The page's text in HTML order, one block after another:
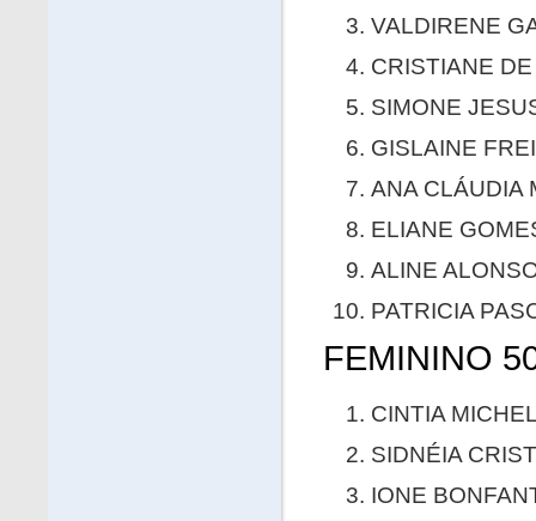
VALDIRENE
CRISTIANE
SIMONE
GISLAINE
ANA CLÁUDIA
ELIANE
ALINE
PATRICIA
FEMININO
CINTIA
SIDNÉIA
IONE